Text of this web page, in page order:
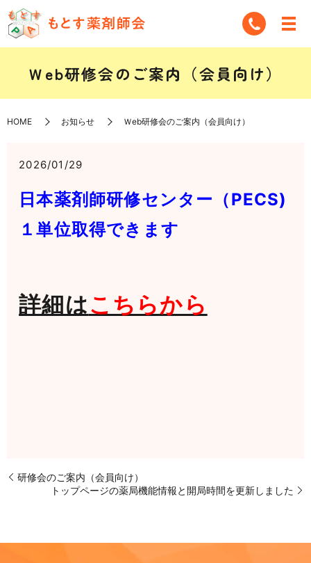
Ｗeb研修会のご案内（会員向け）
HOME お知らせ Ｗeb研修会のご案内（会員向け）
2026/01/29
日本薬剤師研修センター（PECS)
１単位取得できます
詳細はこちらから
研修会のご案内（会員向け）
トップページの薬局機能情報と開局時間を更新しました